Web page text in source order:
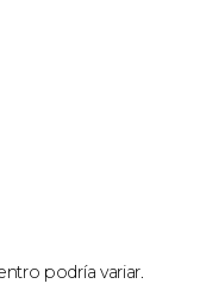
temporada alta
proceso de reserva.
una vez hecha la
lo antes posible
podría variar.